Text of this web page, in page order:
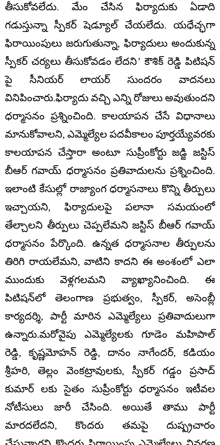
తీసుకోవలేదు. మేం చేసిన ఫిర్యాదుకు ఏడాది
గడుస్తున్నా స్పీకర్ షెడ్యూల్ చేయలేదు. యధేచ్ఛగా
ఫిరాయింపులు జరుగుతున్నా, ఫిర్యాదులు అందుకున్న
స్పీకర్ చర్యలు తీసుకోవడం లేదని’ కౌశిక్ రెడ్డి పిటిషన్
పై సీనియర్ లాయర్ సుందరం వాదనలు
వినిపించారు.ఫిర్యాదు వచ్చి ఎన్ని రోజులు అవుతుందని
ధర్మాసనం ప్రశ్నించింది. కాలయాపన చేసే విధానాలు
మానుకోవాలని, ఎమ్మెల్యేల పదవీకాలం పూర్తయ్యేవరకు
కాలయాపన చేస్తారా అంటూ సుప్రీంకోర్టు జడ్జి జస్టిస్
బీఆర్ గవాయ్ ధర్మాసనం ప్రతివాదులను ప్రశ్నించింది.
ఇలాంటి కేసుల్లో రాజ్యాంగ ధర్మాసనాలు కొన్ని తీర్పులు
ఇచ్చాయని, ఫిర్యాదులపై పలానా సమయంలో
తేల్చాలని తీర్పులు చెప్పలేమని జస్టిస్ బీఆర్ గవాయ్
ధర్మాసనం పేర్కొంది. ఉన్నత ధర్మాసనాల తీర్పులను
తిరిగి రాయలేమని, వాటిని కాదని ఈ అంశంలో ఎలా
ముందుకు వెళ్లగలమని వ్యాఖ్యానించింది. ఈ
పిటిషన్‌లో తెలంగాణ ప్రభుత్వం, స్పీకర్, అసెంబ్లీ
కార్యదర్శి, పార్టీ మారిన ఎమ్మెల్యేలు ప్రతివాదులుగా
ఉన్నారు.మరోవైపు ఎమ్మెల్యేలకు గూడెం మహిపాల్
రెడ్డి, కృష్ణమోహన్ రెడ్డి, దానం నాగేందర్, కడియం
శ్రీహరి, తెల్లం వెంకట్రావులకు, స్పీకర్ గడ్డం ప్రసాద్
కుమార్ లకు సైతం సుప్రీంకోర్టు ధర్మాసనం ఇటీవల
నోటీసులు జారీ చేసింది. అయితే తాము పార్టీ
మారదలేదని, కొందరు తమపై దుష్ప్రచారం